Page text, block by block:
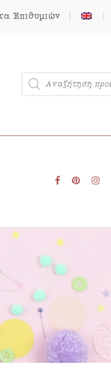
Επιθυμιών
Μονόκερος
Δωρεάν Πατρόν